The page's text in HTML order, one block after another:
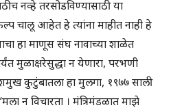
नव्हे तरसोडविण्यासाठी या
चालू आहेत हे त्यांना माहीत नाही हे
हा माणूस संघ नावाच्या शाळेत
मुळाक्षरेसुद्धा न येणारा, परभणी
कुटुंबातला हा मुलगा, १९७७ साली
न विचारता । मंत्रिमंडळात माझे